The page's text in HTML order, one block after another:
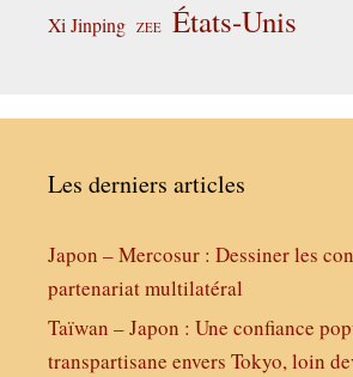
Xi Jinping ZEE États-Unis
Les derniers articles
Japon – Mercosur : Dessiner les
partenariat multilatéral
Taïwan – Japon : Une confiance
transpartisane envers Tokyo, loin